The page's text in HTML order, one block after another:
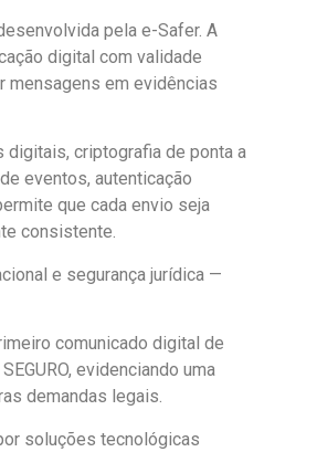
pela e-Safer. A
digital com validade
mensagens em evidências
criptografia de ponta a
eventos, autenticação
que cada envio seja
consistente.
e segurança jurídica —
comunicado digital de
evidenciando uma
demandas legais.
soluções tecnológicas